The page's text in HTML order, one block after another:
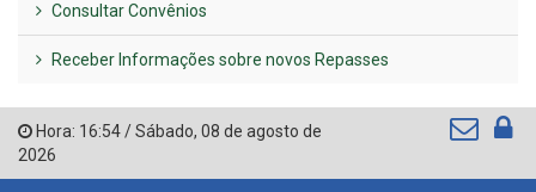
Consultar Convênios
Receber Informações sobre novos Repasses
Hora: 16:54/Sábado, 08 de agosto de
2026